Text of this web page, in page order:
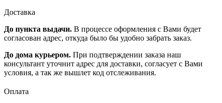
Доставка
До пункта выдачи. В процессе оформления с Вами будет
согласован адрес, откуда было бы удобно забрать заказ.
До дома курьером. При подтверждении заказа наш
консультант уточнит адрес для доставки, согласует с Вами
условия, а так же вышлет код отслеживания.
Оплата